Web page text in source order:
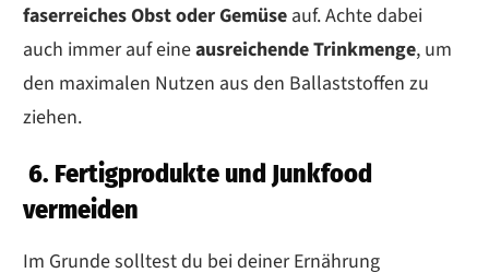
faserreiches Obst oder Gemüse auf. Achte dabei
auch immer auf eineausreichende Trinkmenge, um
den maximalen Nutzen aus den Ballaststoffen zu
ziehen.
6. Fertigprodukte und Junkfood
vermeiden
Im Grunde solltest du bei deiner Ernährung